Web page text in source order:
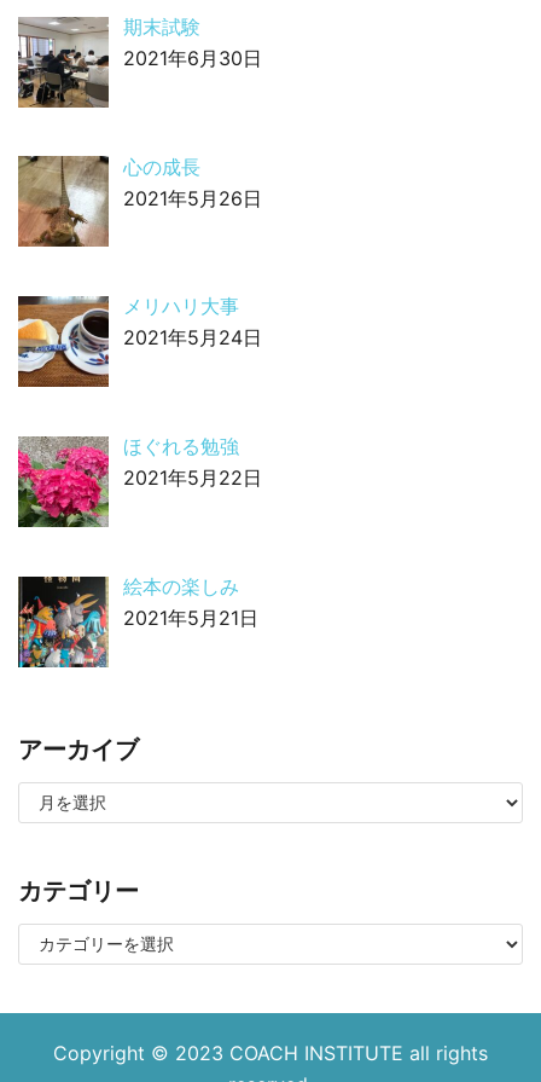
期末試験
2021年6月30日
心の成長
2021年5月26日
メリハリ大事
2021年5月24日
ほぐれる勉強
2021年5月22日
絵本の楽しみ
2021年5月21日
アーカイブ
カテゴリー
Copyright © 2023 COACH INSTITUTE all rights